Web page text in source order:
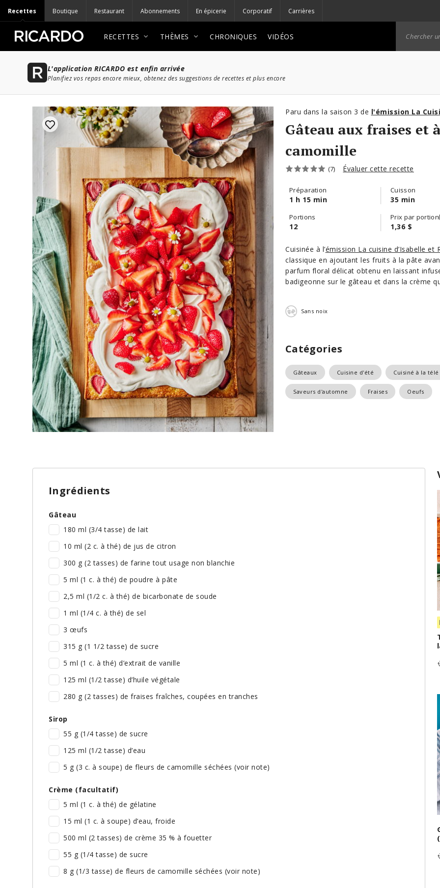
Recettes Boutique Restaurant Abonnements En épicerie Corporatif Carrières
RECETTES THÈMES CHRONIQUES VIDÉOS
L'application RICARDO est enfin arrivée
Planifiez vos repas encore mieux, obtenez des suggestions de recettes et plus encore
Paru dans la saison 3 de l'émission La
Gâteau aux fraises et
camomille
(7) Évaluer cette recette
Préparation
1 h 15 min
Cuisson
35 min
Portions
12
Prix par portion
1,36 $
Cuisinée à l’émission La cuisine d’Isabelle et
classique en ajoutant les fruits à la pâte
parfum floral délicat obtenu en laissant
badigeonne sur le gâteau et dans la crème
Sans noix
Catégories
Gâteaux Cuisine d'été Cuisiné à la télé
Saveurs d'automne Fraises Oeufs
(
Ingrédients
Gâteau
180 ml (3/4 tasse) de lait
10 ml (2 c. à thé) de jus de citron
300 g (2 tasses) de farine tout usage non blanchie
5 ml (1 c. à thé) de poudre à pâte
2,5 ml (1/2 c. à thé) de bicarbonate de soude
1 ml (1/4 c. à thé) de sel
3 œufs
315 g (1 1/2 tasse) de sucre
5 ml (1 c. à thé) d’extrait de vanille
125 ml (1/2 tasse) d’huile végétale
280 g (2 tasses) de fraises fraîches, coupées en tranches
Sirop
55 g (1/4 tasse) de sucre
125 ml (1/2 tasse) d’eau
5 g (3 c. à soupe) de fleurs de camomille séchées (voir note)
Crème (facultatif)
5 ml (1 c. à thé) de gélatine
15 ml (1 c. à soupe) d’eau, froide
500 ml (2 tasses) de crème 35 % à fouetter
55 g (1/4 tasse) de sucre
8 g (1/3 tasse) de fleurs de camomille séchées (voir note)